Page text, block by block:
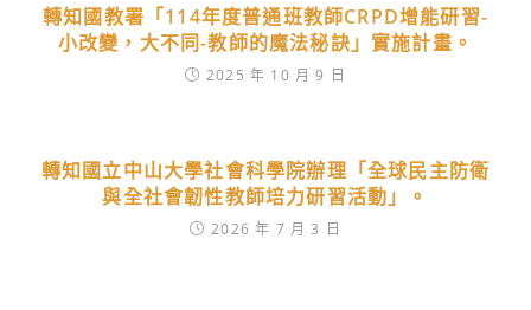
轉知國教署「114年度普通班教師CRPD增能研習-
小改變，大不同-教師的魔法秘訣」實施計畫。
2025 年 10 月 9 日
轉知國立中山大學社會科學院辦理「全球民主防衛
與全社會韌性教師培力研習活動」。
2026 年 7 月 3 日